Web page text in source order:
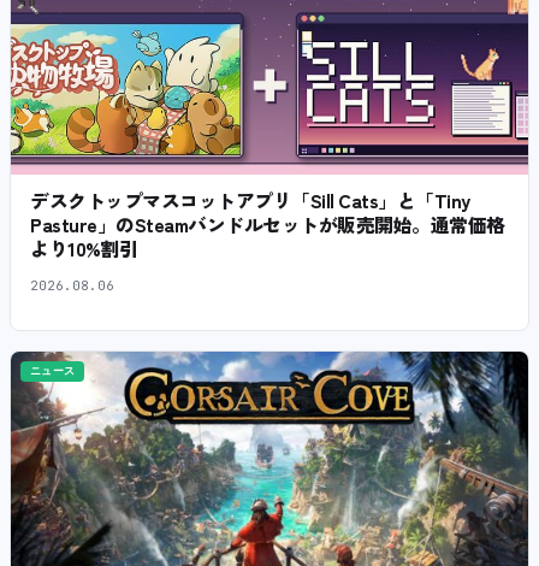
デスクトップマスコットアプリ「Sill Cats」と「Tiny
Pasture」のSteamバンドルセットが販売開始。通常価格
より10%割引
2026.08.06
ニュース